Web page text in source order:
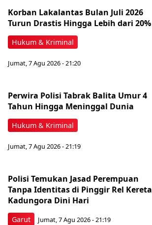
Hukum & Kriminal
Korban Lakalantas Bulan Juli 2026
Turun Drastis Hingga Lebih dari 20%
Jumat, 7 Agu 2026 - 21:20
Hukum & Kriminal
Perwira Polisi Tabrak Balita Umur 4
Tahun Hingga Meninggal Dunia
Jumat, 7 Agu 2026 - 21:19
Garut
Polisi Temukan Jasad Perempuan
Tanpa Identitas di Pinggir Rel Kereta
Kadungora Dini Hari
Jumat, 7 Agu 2026 - 21:19